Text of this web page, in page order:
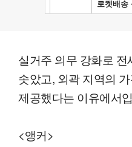
실거주 의무 강화로
솟았고, 외곽 지역의
제공했다는 이유에서
<앵커>